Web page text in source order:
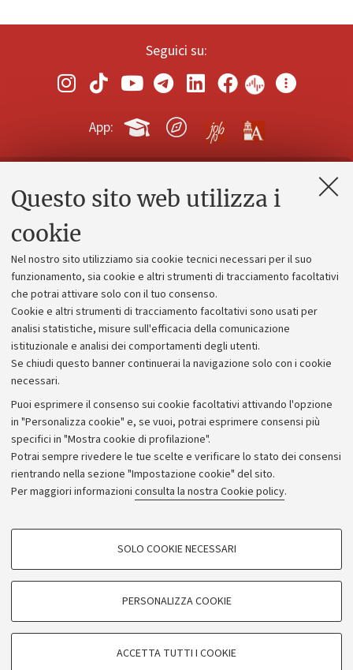
Questo sito web utilizza i
cookie
Nel nostro sito utilizziamo sia cookie tecnici necessari per il suo
funzionamento, sia cookie e altri strumenti di tracciamento facoltativi
che potrai attivare solo con il tuo consenso.
Cookie e altri strumenti di tracciamento facoltativi sono usati per
analisi statistiche, misure sull'efficacia della comunicazione
istituzionale e analisi dei comportamenti degli utenti.
Se chiudi questo banner continuerai la navigazione solo con i cookie
necessari.
Puoi esprimere il consenso sui cookie facoltativi attivando l'opzione
in "Personalizza cookie" e, se vuoi, potrai esprimere consensi più
specifici in "Mostra cookie di profilazione".
Potrai sempre rivedere le tue scelte e verificare lo stato dei consensi
rientrando nella sezione "Impostazione cookie" del sito.
Per maggiori informazioni consulta la nostra Cookie policy.
COOKIE DI PROFILAZIONE - FACOLTATIVI
COOKIE TECNICI - NECESSARI
SOLO COOKIE NECESSARI
PERSONALIZZA COOKIE
ACCETTA TUTTI I COOKIE
Seguici su:
App:
Contatti e PEC
Alumni community
Piano strategico
Bilanci
Donazioni e 5x1000
Bandi, gare e concorsi
Albo online
Amministrazione trasparente
Atti di notifica
Informazioni sul sito e accessibilità
Dichiarazione di accessibilità
Privacy e note legali
Impostazioni Cookie
©Copyright 2026 - ALMA MATER STUDIORUM - Università di
Bologna - Via Zamboni,33 - 40126Bologna - PI: